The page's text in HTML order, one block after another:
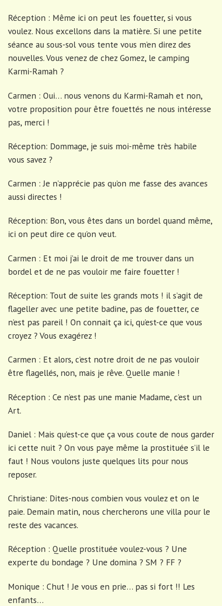
Réception : Même ici on peut les fouetter, si vous
voulez. Nous excellons dans la matière. Si une petite
séance au sous-sol vous tente vous m’en direz des
nouvelles. Vous venez de chez Gomez, le camping
Karmi-Ramah ?
Carmen : Oui… nous venons du Karmi-Ramah et non,
votre proposition pour être fouettés ne nous intéresse
pas, merci !
Réception: Dommage, je suis moi-même très habile
vous savez ?
Carmen : Je n’apprécie pas qu’on me fasse des avances
aussi directes !
Réception: Bon, vous êtes dans un bordel quand même,
ici on peut dire ce qu’on veut.
Carmen : Et moi j’ai le droit de me trouver dans un
bordel et de ne pas vouloir me faire fouetter !
Réception: Tout de suite les grands mots ! il s’agit de
flageller avec une petite badine, pas de fouetter, ce
n’est pas pareil ! On connait ça ici, qu’est-ce que vous
croyez ? Vous exagérez !
Carmen : Et alors, c’est notre droit de ne pas vouloir
être flagellés, non, mais je rêve. Quelle manie !
Réception : Ce n’est pas une manie Madame, c’est un
Art.
Daniel : Mais qu’est-ce que ça vous coute de nous garder
ici cette nuit ? On vous paye même la prostituée s’il le
faut ! Nous voulons juste quelques lits pour nous
reposer.
Christiane: Dites-nous combien vous voulez et on le
paie. Demain matin, nous chercherons une villa pour le
reste des vacances.
Réception : Quelle prostituée voulez-vous ? Une
experte du bondage ? Une domina ? SM ? FF ?
Monique : Chut ! Je vous en prie… pas si fort !! Les
enfants…